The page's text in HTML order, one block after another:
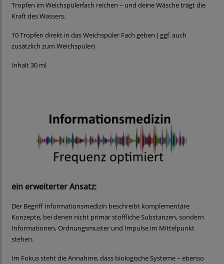
Tropfen im Weichspülerfach reichen – und deine Wäsche trägt die
Kraft des Wassers.
10 Tropfen direkt in das Weichspüler Fach geben ( ggf. auch
zusätzlich zum Weichspüler)
Inhalt 30 ml
ein erweiterter Ansatz:
Der Begriff Informationsmedizin beschreibt komplementäre
Konzepte, bei denen nicht primär stoffliche Substanzen, sondern
Informationen, Ordnungsmuster und Impulse im Mittelpunkt
stehen.
Im Fokus steht die Annahme, dass biologische Systeme – ebenso